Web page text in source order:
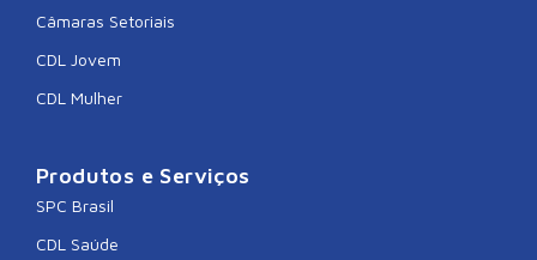
Câmaras Setoriais
CDL Jovem
CDL Mulher
Produtos e Serviços
SPC Brasil
CDL Saúde